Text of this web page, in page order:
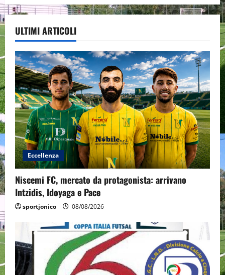
ULTIMI ARTICOLI
Eccellenza
Niscemi FC, mercato da protagonista: arrivano
Intzidis, Idoyaga e Pace
sportjonico 08/08/2026